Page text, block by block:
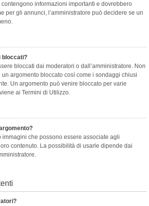
informazioni importanti e dovrebbero
per gli annunci, l’amministratore può decidere se un
bloccati?
bloccati dai moderatori o dall’amministratore. Non
argomento bloccato così come i sondaggi chiusi
Un argomento può venire bloccato per varie
ai Termini di Utilizzo.
immagini che possono essere associate agli
contenuto. La possibilità di usarle dipende dai